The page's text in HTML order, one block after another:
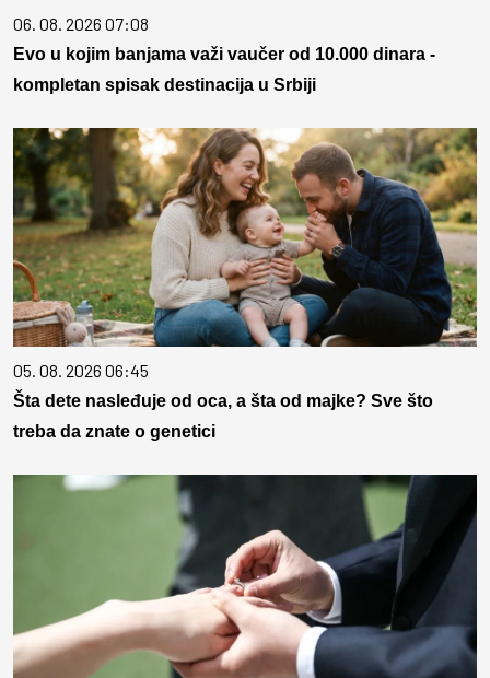
06. 08. 2026 07:08
Evo u kojim banjama važi vaučer od 10.000 dinara -
kompletan spisak destinacija u Srbiji
05. 08. 2026 06:45
Šta dete nasleđuje od oca, a šta od majke? Sve što
treba da znate o genetici